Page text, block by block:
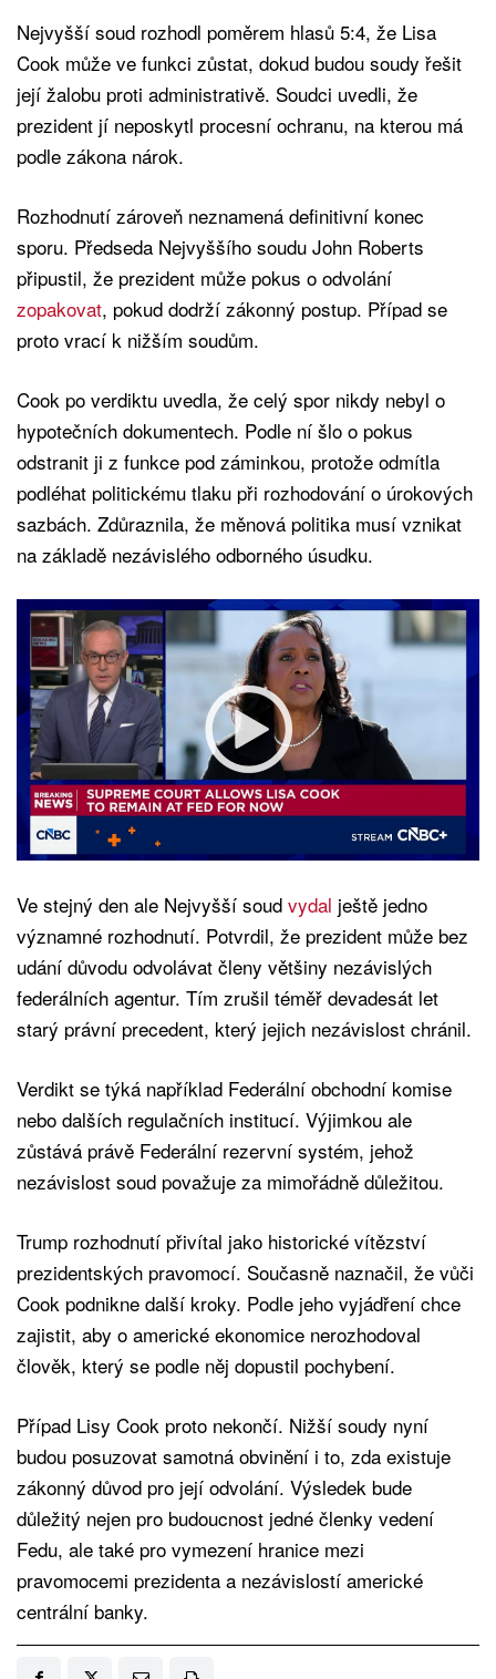
Nejvyšší soud rozhodl poměrem hlasů 5:4, že Lisa
Cook může ve funkci zůstat, dokud budou soudy řešit
její žalobu proti administrativě. Soudci uvedli, že
prezident jí neposkytl procesní ochranu, na kterou má
podle zákona nárok.
Rozhodnutí zároveň neznamená definitivní konec
sporu. Předseda Nejvyššího soudu John Roberts
připustil, že prezident může pokus o odvolání
zopakovat, pokud dodrží zákonný postup. Případ se
proto vrací k nižším soudům.
Cook po verdiktu uvedla, že celý spor nikdy nebyl o
hypotečních dokumentech. Podle ní šlo o pokus
odstranit ji z funkce pod záminkou, protože odmítla
podléhat politickému tlaku při rozhodování o úrokových
sazbách. Zdůraznila, že měnová politika musí vznikat
na základě nezávislého odborného úsudku.
Ve stejný den ale Nejvyšší soud vydal ještě jedno
významné rozhodnutí. Potvrdil, že prezident může bez
udání důvodu odvolávat členy většiny nezávislých
federálních agentur. Tím zrušil téměř devadesát let
starý právní precedent, který jejich nezávislost chránil.
Verdikt se týká například Federální obchodní komise
nebo dalších regulačních institucí. Výjimkou ale
zůstává právě Federální rezervní systém, jehož
nezávislost soud považuje za mimořádně důležitou.
Trump rozhodnutí přivítal jako historické vítězství
prezidentských pravomocí. Současně naznačil, že vůči
Cook podnikne další kroky. Podle jeho vyjádření chce
zajistit, aby o americké ekonomice nerozhodoval
člověk, který se podle něj dopustil pochybení.
Případ Lisy Cook proto nekončí. Nižší soudy nyní
budou posuzovat samotná obvinění i to, zda existuje
zákonný důvod pro její odvolání. Výsledek bude
důležitý nejen pro budoucnost jedné členky vedení
Fedu, ale také pro vymezení hranice mezi
pravomocemi prezidenta a nezávislostí americké
centrální banky.